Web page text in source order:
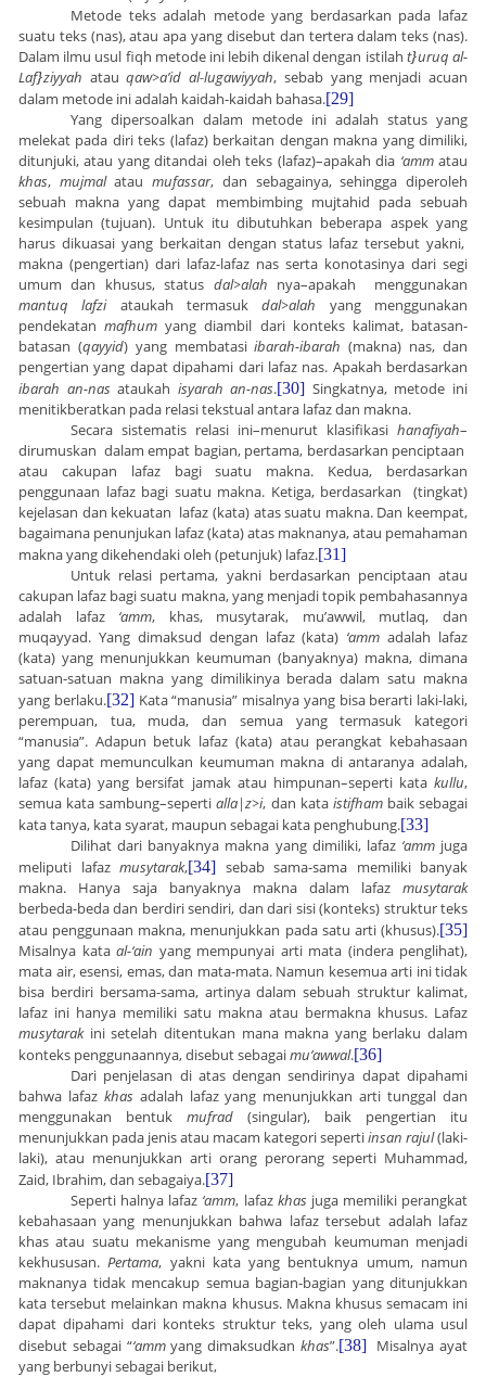
Metode teks adalah metode yang berdasarkan pada lafaz
suatu teks (nas), atau apa yang disebut dan tertera dalam teks (nas).
Dalam ilmu usul fiqh metode ini lebih dikenal dengan istilah t}uruq al-
Laf}ziyyah atauqaw>a’id al-lugawiyyah, sebab yang menjadi acuan
dalam metode ini adalah kaidah-kaidah bahasa.[29]
Yang dipersoalkan dalam metode ini adalah status yang
melekat pada diri teks (lafaz) berkaitan dengan makna yang dimiliki,
ditunjuki, atau yang ditandai oleh teks (lafaz)–apakah dia ‘ammatau
khas, mujmalataumufassar, dan sebagainya, sehingga diperoleh
sebuah makna yang dapat membimbing mujtahid pada sebuah
kesimpulan (tujuan). Untuk itu dibutuhkan beberapa aspek yang
harus dikuasai yang berkaitan dengan status lafaz tersebut yakni,
makna (pengertian) dari lafaz-lafaz nas serta konotasinya dari segi
umum dan khusus, status dal>alah nya–apakah menggunakan
mantuq lafziataukah termasukdal>alah yang menggunakan
pendekatanmafhum yang diambil dari konteks kalimat, batasan-
batasan (qayyid) yang membatasiibarah-ibarah (makna) nas, dan
pengertian yang dapat dipahami dari lafaz nas. Apakah berdasarkan
ibarah an-nasataukah isyarah an-nas.[30] Singkatnya, metode ini
menitikberatkan pada relasi tekstual antara lafaz dan makna.
Secara sistematis relasi ini–menurut klasifikasi hanafiyah–
dirumuskan dalam empat bagian, pertama, berdasarkan penciptaan
atau cakupan lafaz bagi suatu makna. Kedua, berdasarkan
penggunaan lafaz bagi suatu makna. Ketiga, berdasarkan (tingkat)
kejelasan dan kekuatan lafaz (kata) atas suatu makna. Dan keempat,
bagaimana penunjukan lafaz (kata) atas maknanya, atau pemahaman
makna yang dikehendaki oleh (petunjuk) lafaz.[31]
Untuk relasi pertama, yakni berdasarkan penciptaan atau
cakupan lafaz bagi suatu makna, yang menjadi topik pembahasannya
adalah lafaz ‘amm, khas, musytarak, mu’awwil, mutlaq, dan
muqayyad. Yang dimaksud dengan lafaz (kata) ‘amm adalah lafaz
(kata) yang menunjukkan keumuman (banyaknya) makna, dimana
satuan-satuan makna yang dimilikinya berada dalam satu makna
yang berlaku.[32]Kata “manusia” misalnya yang bisa berarti laki-laki,
perempuan, tua, muda, dan semua yang termasuk kategori
“manusia”. Adapun betuk lafaz (kata) atau perangkat kebahasaan
yang dapat memunculkan keumuman makna di antaranya adalah,
lafaz (kata) yang bersifat jamak atau himpunan–seperti kata kullu,
semua kata sambung–sepertialla|z>i, dan kata istifhambaik sebagai
kata tanya, kata syarat, maupun sebagai kata penghubung.[33]
Dilihat dari banyaknya makna yang dimiliki, lafaz ‘ammjuga
meliputi lafaz musytarak,[34] sebab sama-sama memiliki banyak
makna. Hanya saja banyaknya makna dalam lafaz musytarak
berbeda-beda dan berdiri sendiri, dan dari sisi (konteks) struktur teks
atau penggunaan makna, menunjukkan pada satu arti (khusus).[35]
Misalnya kata al-‘ain yang mempunyai arti mata (indera penglihat),
mata air, esensi, emas, dan mata-mata. Namun kesemua arti ini tidak
bisa berdiri bersama-sama, artinya dalam sebuah struktur kalimat,
lafaz ini hanya memiliki satu makna atau bermakna khusus. Lafaz
musytarakini setelah ditentukan mana makna yang berlaku dalam
konteks penggunaannya, disebut sebagaimu’awwal.[36]
Dari penjelasan di atas dengan sendirinya dapat dipahami
bahwa lafaz khasadalah lafaz yang menunjukkan arti tunggal dan
menggunakan bentuk mufrad (singular), baik pengertian itu
menunjukkan pada jenis atau macam kategori sepertiinsan rajul(laki-
laki), atau menunjukkan arti orang perorang seperti Muhammad,
Zaid, Ibrahim, dan sebagaiya.[37]
Seperti halnya lafaz ‘amm, lafaz khasjuga memiliki perangkat
kebahasaan yang menunjukkan bahwa lafaz tersebut adalah lafaz
khas atau suatu mekanisme yang mengubah keumuman menjadi
kekhususan.Pertama, yakni kata yang bentuknya umum, namun
maknanya tidak mencakup semua bagian-bagian yang ditunjukkan
kata tersebut melainkan makna khusus. Makna khusus semacam ini
dapat dipahami dari konteks struktur teks, yang oleh ulama usul
disebut sebagai “‘ammyang dimaksudkan khas”.[38]
Misalnya ayat
yang berbunyi sebagai berikut,